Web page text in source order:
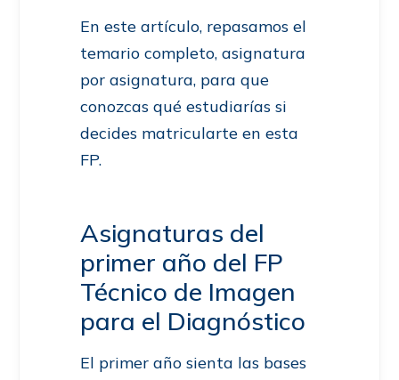
En este artículo, repasamos el
temario completo, asignatura
por asignatura, para que
conozcas qué estudiarías si
decides matricularte en esta
FP.
Asignaturas del
primer año del FP
Técnico de Imagen
para el Diagnóstico
El primer año sienta las bases